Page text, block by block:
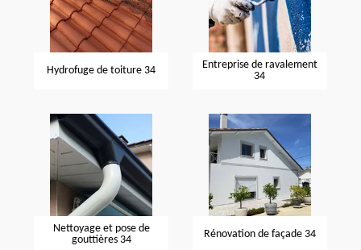
Hydrofuge de toiture 34
Entreprise de ravalement
34
Nettoyage et pose de
gouttières 34
Rénovation de façade 34